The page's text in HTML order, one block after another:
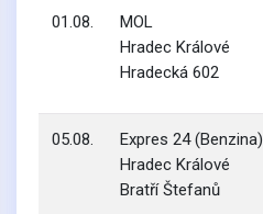
01.08.
MOL
Hradec Králové
Hradecká 602
05.08.
Expres 24 (Benzina)
Hradec Králové
Bratří Štefanů